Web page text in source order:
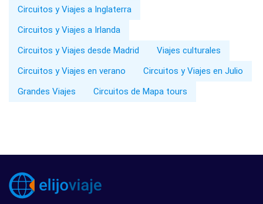
Circuitos y Viajes a Inglaterra
Circuitos y Viajes a Irlanda
Circuitos y Viajes desde Madrid
Viajes culturales
Circuitos y Viajes en verano
Circuitos y Viajes en Julio
Grandes Viajes
Circuitos de Mapa tours